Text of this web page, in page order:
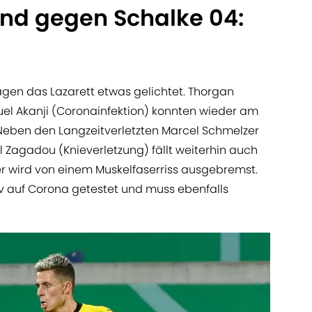
gegen Schalke 04:
das Lazarett etwas gelichtet. Thorgan
Akanji (Coronainfektion) konnten wieder am
den Langzeitverletzten Marcel Schmelzer
Zagadou (Knieverletzung) fällt weiterhin auch
wird von einem Muskelfaserriss ausgebremst.
auf Corona getestet und muss ebenfalls